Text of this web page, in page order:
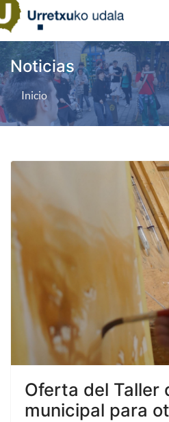
Noticias
Inicio
Oferta del Taller
municipal para